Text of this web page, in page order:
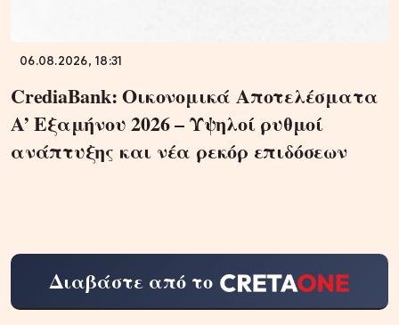
06.08.2026, 18:31
CrediaBank: Οικονομικά Αποτελέσματα
A’ Εξαμήνου 2026 – Υψηλοί ρυθμοί
ανάπτυξης και νέα ρεκόρ επιδόσεων
Διαβάστε από το